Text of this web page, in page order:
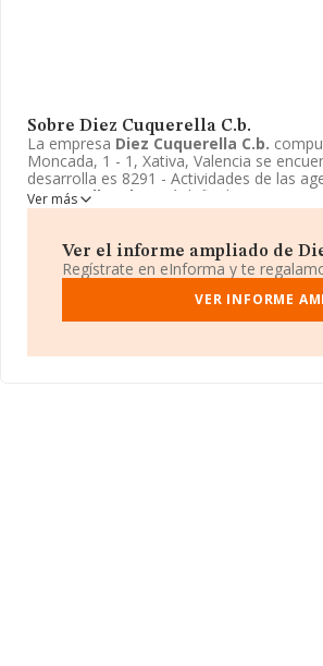
Sobre Diez Cuquerella C.b.
La empresa Diez Cuquerella C.b.
Moncada, 1 - 1, Xativa, Valencia se
desarrolla es 8291 - Actividades de las
Cuquerella C.b.
está definida como
Ver más
Ver el informe ampliado de
Regístrate en eInforma y te
VER INFORME